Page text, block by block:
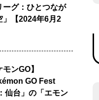
ーグ：ひとつなが
」【2024年6月2
モンGO】
GO Fest
仙台」の「エモン